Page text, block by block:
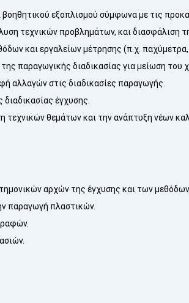
εξοπλισμού σύμφωνα με τις
τεχνικών προβλημάτων, και διασφάλιση
και εργαλείων μέτρησης (π.χ. παχύμετρα,
παραγωγικής διαδικασίας για μείωση του
αλλαγών στις διαδικασίες παραγωγής.
έγχυσης.
θεμάτων και την ανάπτυξη νέων
αρχών της έγχυσης και των
παραγωγή πλαστικών.